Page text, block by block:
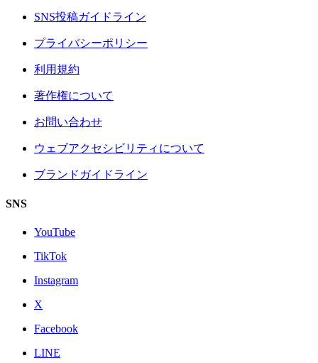
SNS投稿ガイドライン
プライバシーポリシー
利用規約
著作権について
お問い合わせ
ウェブアクセシビリティについて
ブランドガイドライン
SNS
YouTube
TikTok
Instagram
X
Facebook
LINE